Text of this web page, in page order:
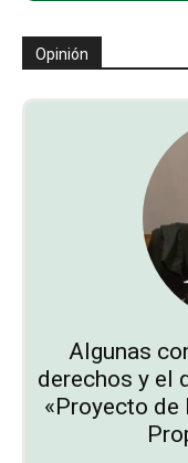
Opinión
Algunas
derechos y el
«Proyecto